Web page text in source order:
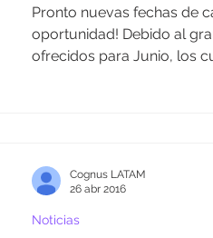
Pronto nuevas fechas de
oportunidad! Debido al
ofrecidos para Junio, los
Noticias
Cognus LATAM
26 abr 2016